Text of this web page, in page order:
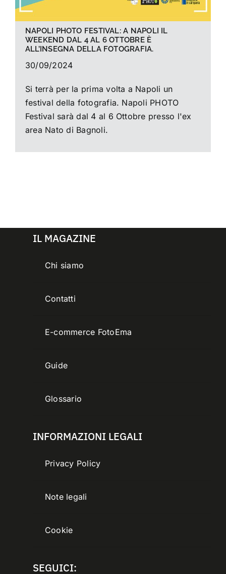
NAPOLI PHOTO FESTIVAL: A NAPOLI IL
WEEKEND DAL 4 AL 6 OTTOBRE È
ALL’INSEGNA DELLA FOTOGRAFIA.
30/09/2024
Si terrà per la prima volta a Napoli un
festival della fotografia. Napoli PHOTO
Festival sarà dal 4 al 6 Ottobre presso l'ex
area Nato di Bagnoli.
IL MAGAZINE
Chi siamo
Contatti
E-commerce FotoEma
Guide
Glossario
INFORMAZIONI LEGALI
Privacy Policy
Note legali
Cookie
SEGUICI: